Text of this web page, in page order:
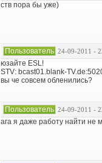
ств пора бы уже)
Пользователь 24-09-2011 -
юзайте ESL!
STV: bcast01.blank-
вы че совсем обленились?
Пользователь 24-09-2011 -
ага я даже работу найти не